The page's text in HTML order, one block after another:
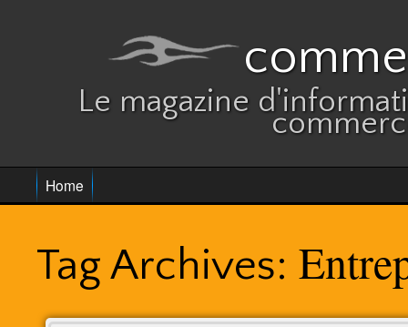
Le magazine
Home
Tag Archives: